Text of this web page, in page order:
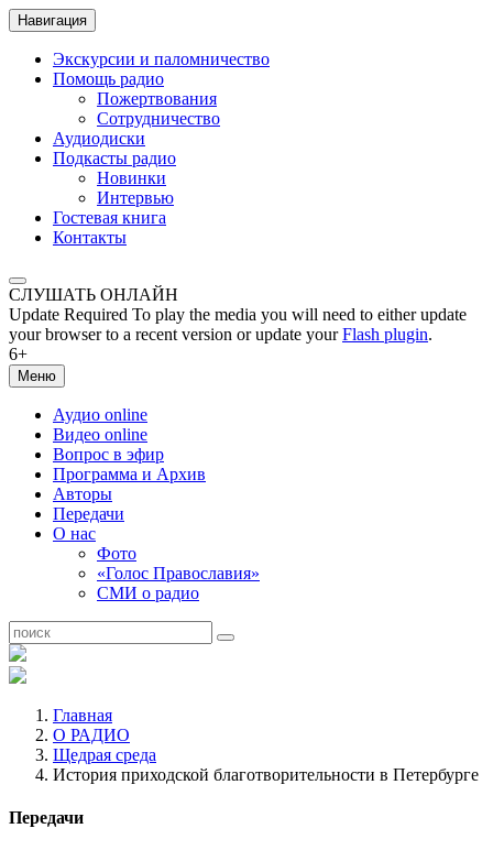
Навигация
Экскурсии и паломничество
Помощь радио
Пожертвования
Сотрудничество
Аудиодиски
Подкасты радио
Новинки
Интервью
Гостевая книга
Контакты
СЛУШАТЬ ОНЛАЙН
Update Required To play the media you will need to either update
your browser to a recent version or update yourFlash plugin.
6+
Меню
Аудио online
Видео online
Вопрос в эфир
Программа и Архив
Авторы
Передачи
О нас
Фото
«Голос Православия»
СМИ о радио
Главная
О РАДИО
Щедрая среда
История приходской благотворительности в Петербурге
Передачи